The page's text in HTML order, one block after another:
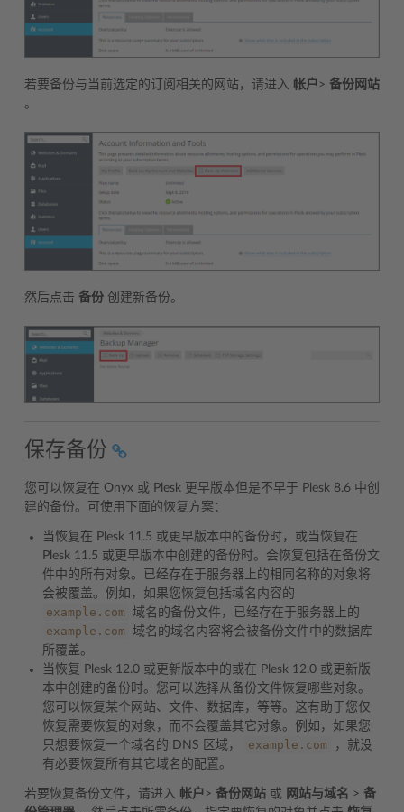
若要备份与当前选定的订阅相关的网站，请进入 帐户> 备份网站
。
然后点击 备份 创建新备份。
保存备份
您可以恢复在 Onyx 或 Plesk 更早版本但是不早于 Plesk 8.6 中创
建的备份。可使用下面的恢复方案：
当恢复在 Plesk 11.5 或更早版本中的备份时，或当恢复在
Plesk 11.5 或更早版本中创建的备份时。会恢复包括在备份文
件中的所有对象。已经存在于服务器上的相同名称的对象将
会被覆盖。例如，如果您恢复包括域名内容的
example.com 域名的备份文件，已经存在于服务器上的
example.com
域名的域名内容将会被备份文件中的数据库
所覆盖。
当恢复 Plesk 12.0 或更新版本中的或在 Plesk 12.0 或更新版
本中创建的备份时。您可以选择从备份文件恢复哪些对象。
您可以恢复某个网站、文件、数据库，等等。这有助于您仅
恢复需要恢复的对象，而不会覆盖其它对象。例如，如果您
只想要恢复一个域名的 DNS 区域，
example.com
，就没
有必要恢复所有其它域名的配置。
若要恢复备份文件，请进入 帐户> 备份网站 或 网站与域名 > 备